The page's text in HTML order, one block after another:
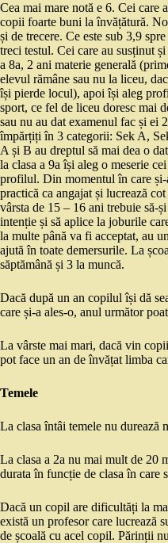
Cea mai mare notă e 6. Cei care
copii foarte buni la învățătură.
și de trecere. Ce este sub 3,9
treci testul. Cei care au susținut
a 8a, 2 ani materie generală
elevul rămâne sau nu la liceu,
își pierde locul), apoi își aleg
sport, ce fel de liceu doresc mai
sau nu au dat examenul fac și ei
împărțiți în 3 categorii: Sek A,
A și B au dreptul să mai dea o
la clasa a 9a își aleg o meserie
profilul. Din momentul în care și-
practică ca angajat și lucrează
vârsta de 15 – 16 ani trebuie să-
intenție și să aplice la joburile
la multe până va fi acceptat, au
ajută în toate demersurile. La
săptămână și 3 la muncă.
Dacă după un an copilul își dă
care și-a ales-o, anul următor
La vârste mai mari, dacă vin
pot face un an de învățat limba
Temele
La clasa întâi temele nu durează
La clasa a 2a nu mai mult de 20
durata în funcție de clasa în care
Dacă un copil are dificultăți la
există un profesor care lucrează
de școală cu acel copil. Părinții